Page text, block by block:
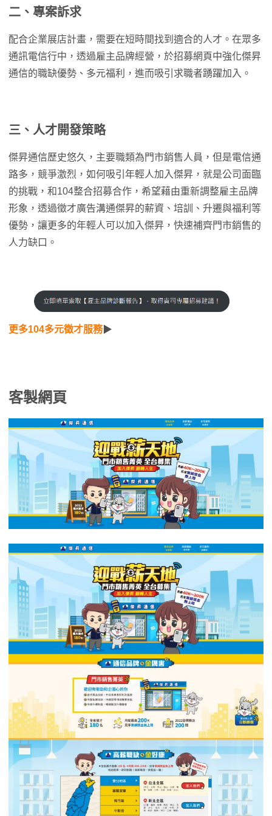
二、專案訴求
配合企業展店計畫，需要在短時間找到適合的人才。在眾多
通訊電信行中，透過雇主品牌經營，於招募網頁中強化傑昇
通信的職缺優勢、多元福利，進而吸引求職者踴躍加入。
三、人才開發策略
傑昇通信歷史悠久，主要職類為門市銷售人員，但是電信通
路多，競爭激烈，如何吸引年輕人加入傑昇，就是公司面臨
的挑戰，和104整合招募合作，希望藉由重新調整雇主品牌
形象，透過徵才廣告溝通傑昇的薪資、培訓、升遷與福利等
優勢，讓更多的年輕人可以加入傑昇，快速補齊門市銷售的
人力缺口。
更多104多元徵才服務▶
客製網頁